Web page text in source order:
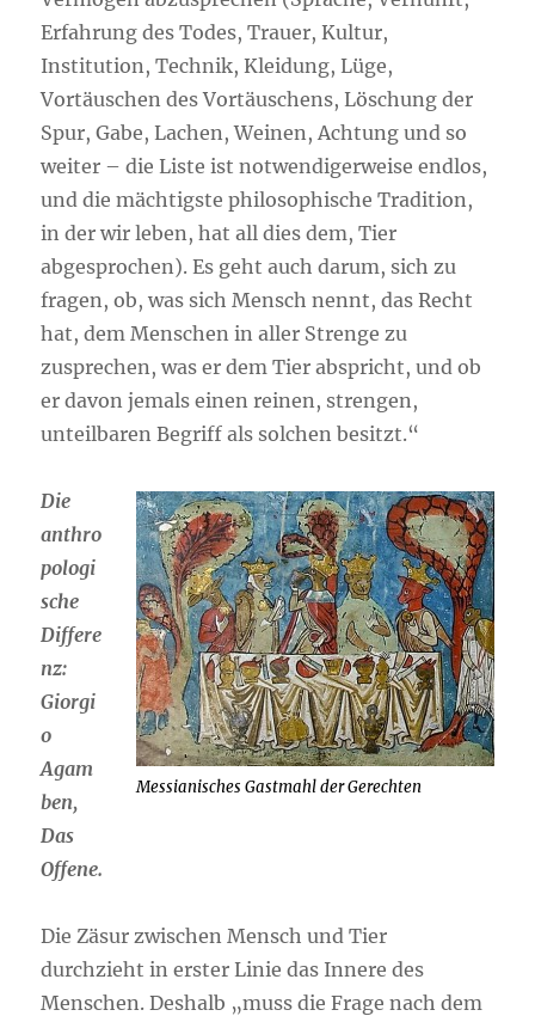
Erfahrung des Todes, Trauer, Kultur,
Institution, Technik, Kleidung, Lüge,
Vortäuschen des Vortäuschens, Löschung der
Spur, Gabe, Lachen, Weinen, Achtung und so
weiter – die Liste ist notwendigerweise endlos,
und die mächtigste philosophische Tradition,
in der wir leben, hat all dies dem, Tier
abgesprochen). Es geht auch darum, sich zu
fragen, ob, was sich Mensch nennt, das Recht
hat, dem Menschen in aller Strenge zu
zusprechen, was er dem Tier abspricht, und ob
er davon jemals einen reinen, strengen,
unteilbaren Begriff als solchen besitzt.“
Messianisches Gastmahl der Gerechten
Die
anthro
pologi
sche
Differe
nz:
Giorgi
o
Agam
ben,
Das
Offene.
Die Zäsur zwischen Mensch und Tier
durchzieht in erster Linie das Innere des
Menschen. Deshalb „muss die Frage nach dem